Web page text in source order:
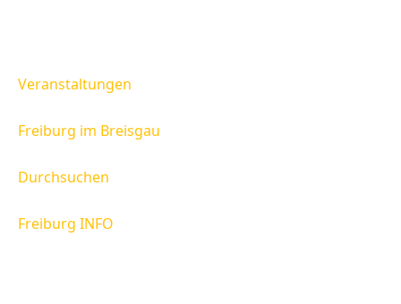
Veranstaltungen
Freiburg im Breisgau
Durchsuchen
Freiburg INFO